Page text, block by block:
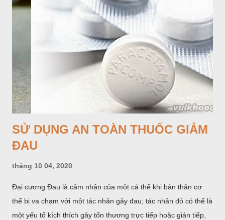
SỬ DỤNG AN TOÀN THUỐC GIẢM
ĐAU
tháng 10 04, 2020
Đại cương Đau là cảm nhận của một cá thể khi bản thân cơ
thể bị va chạm với một tác nhân gây đau; tác nhân đó có thể là
một yếu tố kích thích gây tổn thương trực tiếp hoặc gián tiếp,